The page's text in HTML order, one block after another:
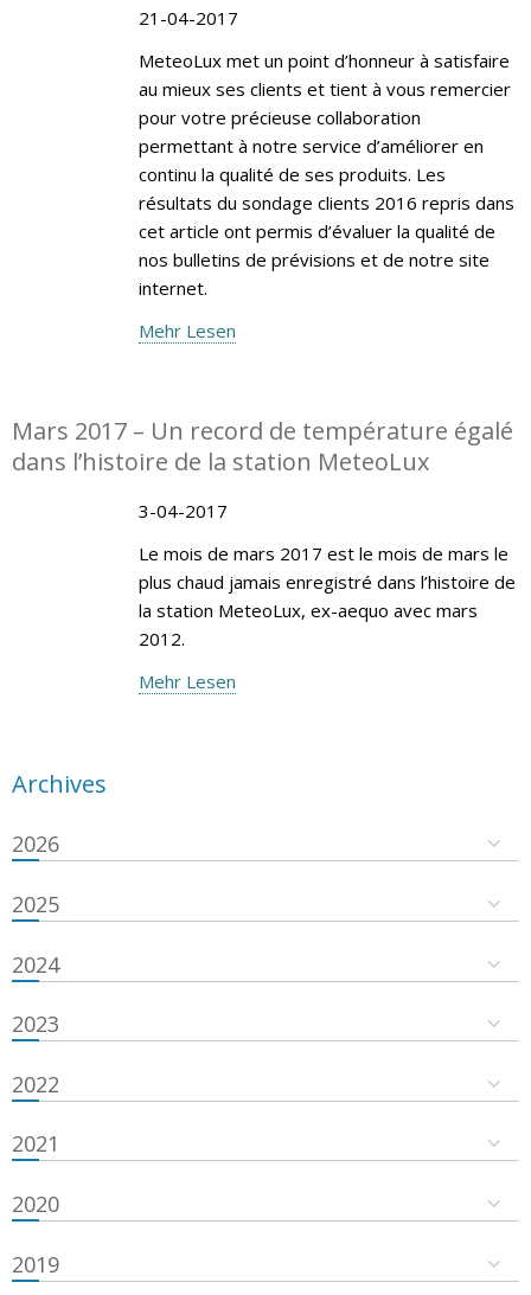
21-04-2017
MeteoLux met un point d’honneur à satisfaire
au mieux ses clients et tient à vous remercier
pour votre précieuse collaboration
permettant à notre service d’améliorer en
continu la qualité de ses produits. Les
résultats du sondage clients 2016 repris dans
cet article ont permis d’évaluer la qualité de
nos bulletins de prévisions et de notre site
internet.
Mehr Lesen
Mars 2017 – Un record de température égalé
dans l’histoire de la station MeteoLux
3-04-2017
Le mois de mars 2017 est le mois de mars le
plus chaud jamais enregistré dans l’histoire de
la station MeteoLux, ex-aequo avec mars
2012.
Mehr Lesen
Archives
2026
2025
2024
2023
2022
2021
2020
2019